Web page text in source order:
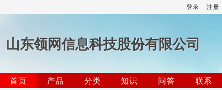
登录 注册
山东领网信息科技股份有限公司
首页 产品 分类 知识 问答
联系